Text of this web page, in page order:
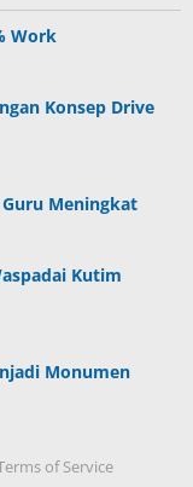
Work
Konsep Drive
Meningkat
Kutim
Monumen
of Service